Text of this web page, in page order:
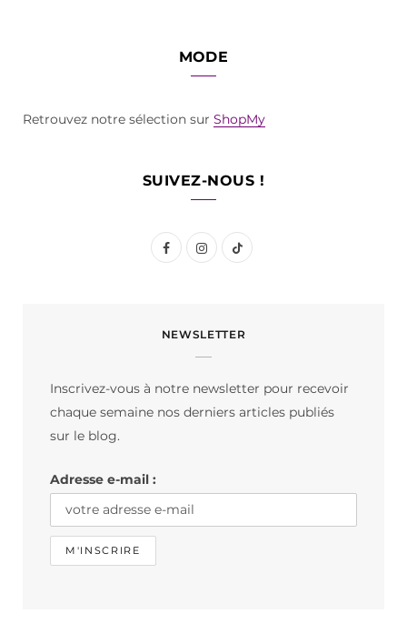
MODE
Retrouvez notre sélection sur ShopMy
SUIVEZ-NOUS !
F
e
I
t
m
T
T
NEWSLETTER
Inscrivez-vous à notre newsletter pour recevoir
chaque semaine nos derniers articles publiés
sur le blog.
Adresse e-mail :